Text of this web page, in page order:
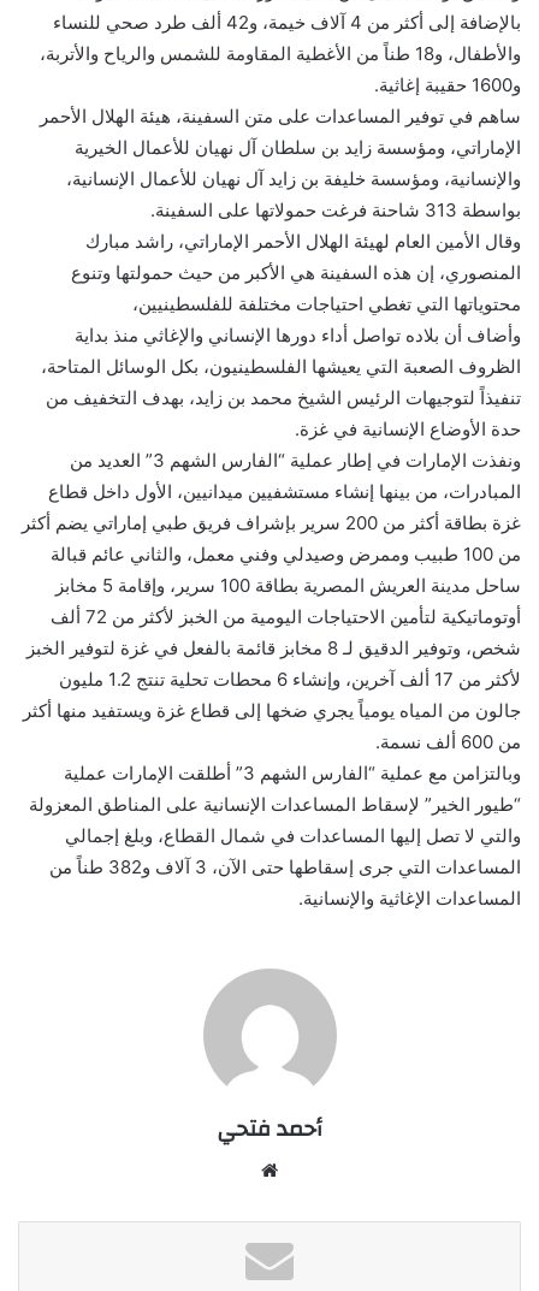
بالإضافة إلى أكثر من 4 آلاف خيمة، و42 ألف طرد صحي للنساء
والأطفال، و18 طناً من الأغطية المقاومة للشمس والرياح والأتربة،
و1600 حقيبة إغاثية.
ساهم في توفير المساعدات على متن السفينة، هيئة الهلال الأحمر
الإماراتي، ومؤسسة زايد بن سلطان آل نهيان للأعمال الخيرية
والإنسانية، ومؤسسة خليفة بن زايد آل نهيان للأعمال الإنسانية،
بواسطة 313 شاحنة فرغت حمولاتها على السفينة.
وقال الأمين العام لهيئة الهلال الأحمر الإماراتي، راشد مبارك
المنصوري، إن هذه السفينة هي الأكبر من حيث حمولتها وتنوع
محتوياتها التي تغطي احتياجات مختلفة للفلسطينيين،
وأضاف أن بلاده تواصل أداء دورها الإنساني والإغاثي منذ بداية
الظروف الصعبة التي يعيشها الفلسطينيون، بكل الوسائل المتاحة،
تنفيذاً لتوجيهات الرئيس الشيخ محمد بن زايد، بهدف التخفيف من
حدة الأوضاع الإنسانية في غزة.
ونفذت الإمارات في إطار عملية “الفارس الشهم 3” العديد من
المبادرات، من بينها إنشاء مستشفيين ميدانيين، الأول داخل قطاع
غزة بطاقة أكثر من 200 سرير بإشراف فريق طبي إماراتي يضم أكثر
من 100 طبيب وممرض وصيدلي وفني معمل، والثاني عائم قبالة
ساحل مدينة العريش المصرية بطاقة 100 سرير، وإقامة 5 مخابز
أوتوماتيكية لتأمين الاحتياجات اليومية من الخبز لأكثر من 72 ألف
شخص، وتوفير الدقيق لـ 8 مخابز قائمة بالفعل في غزة لتوفير الخبز
لأكثر من 17 ألف آخرين، وإنشاء 6 محطات تحلية تنتج 1.2 مليون
جالون من المياه يومياً يجري ضخها إلى قطاع غزة ويستفيد منها أكثر
من 600 ألف نسمة.
وبالتزامن مع عملية “الفارس الشهم 3” أطلقت الإمارات عملية
“طيور الخير” لإسقاط المساعدات الإنسانية على المناطق المعزولة
والتي لا تصل إليها المساعدات في شمال القطاع، وبلغ إجمالي
المساعدات التي جرى إسقاطها حتى الآن، 3 آلاف و382 طناً من
المساعدات الإغاثية والإنسانية.
أحمد فتحي